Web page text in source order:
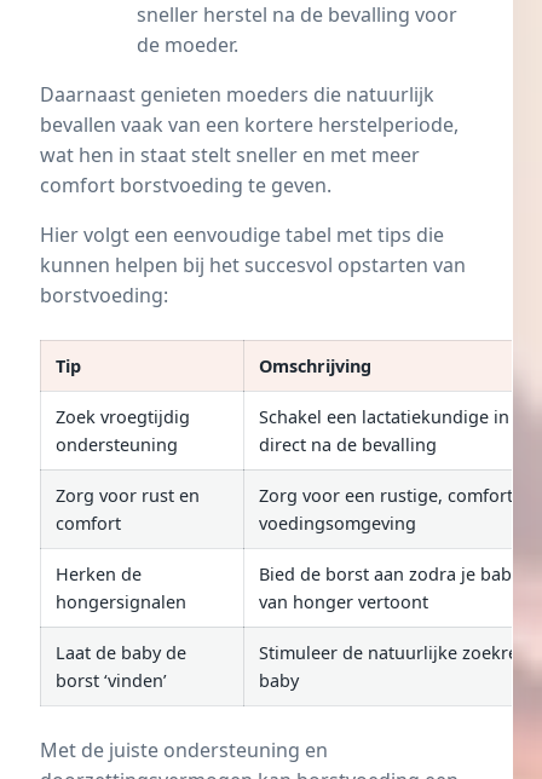
sneller herstel na de bevalling voor
de moeder.
Daarnaast genieten moeders die natuurlijk
bevallen vaak van een kortere herstelperiode,
wat hen in staat stelt sneller en met meer
comfort borstvoeding te geven.
Hier volgt een eenvoudige tabel met tips die
kunnen helpen bij het succesvol opstarten van
borstvoeding:
Tip Omschrijving
Zoek vroegtijdig
ondersteuning
Schakel een lactatiekundige in
direct na de bevalling
Zorg voor rust en
comfort
Zorg voor een rustige,
voedingsomgeving
Herken de
hongersignalen
Bied de borst aan zodra je baby
van honger vertoont
Laat de baby de
borst ‘vinden’
Stimuleer de natuurlijke
baby
Met de juiste ondersteuning en